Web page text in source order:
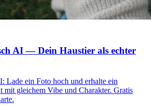
AI — Dein Haustier als echter
Lade ein Foto hoch und erhalte ein
mit gleichem Vibe und Charakter. Gratis